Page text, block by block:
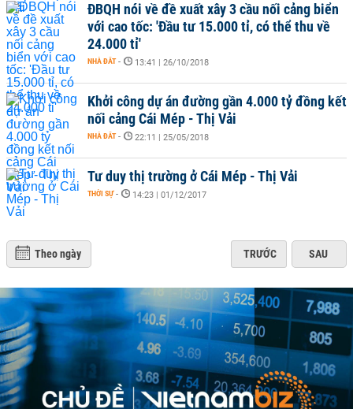
ĐBQH nói về đề xuất xây 3 cầu nối cảng biển
với cao tốc: 'Đầu tư 15.000 tỉ, có thể thu về
24.000 tỉ'
NHÀ ĐẤT - 13:41 | 26/10/2018
Khởi công dự án đường gần 4.000 tỷ đồng kết
nối cảng Cái Mép - Thị Vải
NHÀ ĐẤT - 22:11 | 25/05/2018
Tư duy thị trường ở Cái Mép - Thị Vải
THỜI SỰ - 14:23 | 01/12/2017
Theo ngày TRƯỚC SAU